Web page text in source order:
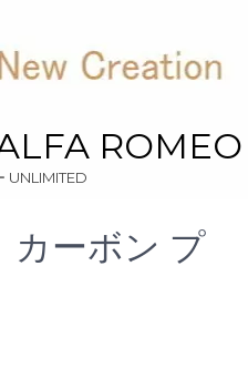
ROMEO
UNLIMITED
ーボン プ